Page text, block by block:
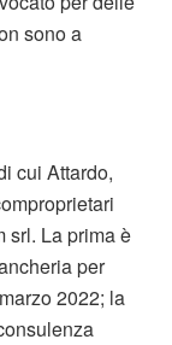
sono a
cui Attardo,
srl. La prima è
per
2022; la